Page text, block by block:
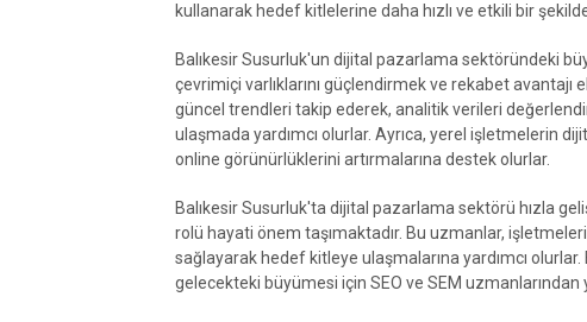
kullanarak hedef kitlelerine daha hızlı ve etkili bir
Balıkesir Susurluk'un dijital pazarlama sektöründeki
çevrimiçi varlıklarını güçlendirmek ve rekabet
güncel trendleri takip ederek, analitik verileri
ulaşmada yardımcı olurlar. Ayrıca, yerel işletmelerin
online görünürlüklerini artırmalarına destek olurlar.
Balıkesir Susurluk'ta dijital pazarlama sektörü hızla
rolü hayati önem taşımaktadır. Bu uzmanlar,
sağlayarak hedef kitleye ulaşmalarına yardımcı
gelecekteki büyümesi için SEO ve SEM uzmanlarından